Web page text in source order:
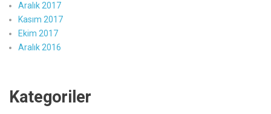
Aralık 2017
Kasım 2017
Ekim 2017
Aralık 2016
Kategoriler